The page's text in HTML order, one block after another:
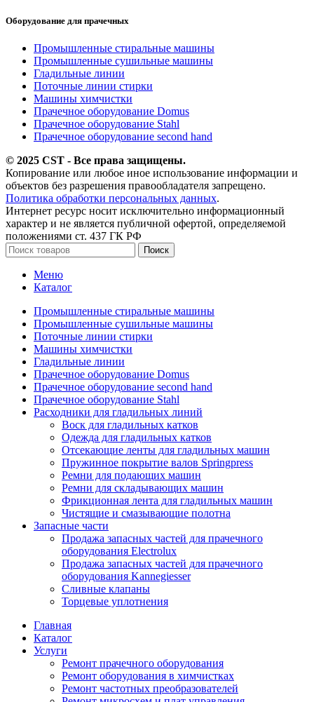
Оборудование для прачечных
Промышленные стиральные машины
Промышленные сушильные машины
Гладильные линии
Поточные линии стирки
Машины химчистки
Прачечное оборудование Domus
Прачечное оборудование Stahl
Прачечное оборудование second hand
© 2025 CST - Все права защищены.
Копирование или любое иное использование информации и
объектов без разрешения правообладателя запрещено.
Политика обработки персональных данных.
Интернет ресурс носит исключительно информационный
характер и не является публичной офертой, определяемой
положениями ст. 437 ГК РФ
Поиск
Меню
Каталог
Промышленные стиральные машины
Промышленные сушильные машины
Поточные линии стирки
Машины химчистки
Гладильные линии
Прачечное оборудование Domus
Прачечное оборудование second hand
Прачечное оборудование Stahl
Расходники для гладильных линий
Воск для гладильных катков
Одежда для гладильных катков
Отсекающие ленты для гладильных машин
Пружинное покрытие валов Springpress
Ремни для подающих машин
Ремни для складывающих машин
Фрикционная лента для гладильных машин
Чистящие и смазывающие полотна
Запасные части
Продажа запасных частей для прачечного
оборудования Electrolux
Продажа запасных частей для прачечного
оборудования Kannegiesser
Сливные клапаны
Торцевые уплотнения
Главная
Каталог
Услуги
Ремонт прачечного оборудования
Ремонт оборудования в химчистках
Ремонт частотных преобразователей